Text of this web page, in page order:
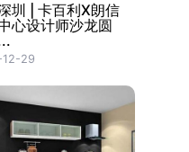
圳 | 卡百利X朗信
心设计师沙龙圆
29